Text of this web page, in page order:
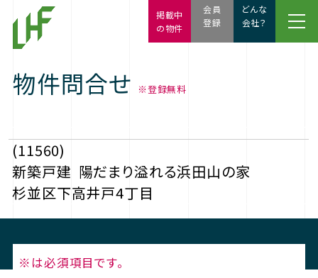
物件問合せ ※登録無料
(11560)
新築戸建 陽だまり溢れる浜田山の家
杉並区下高井戸4丁目
※は必須項目です。
会員
登録
どんな
会社？
掲載中
の物件